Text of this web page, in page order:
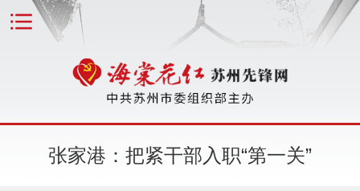
张家港：把紧干部入职“第一关”